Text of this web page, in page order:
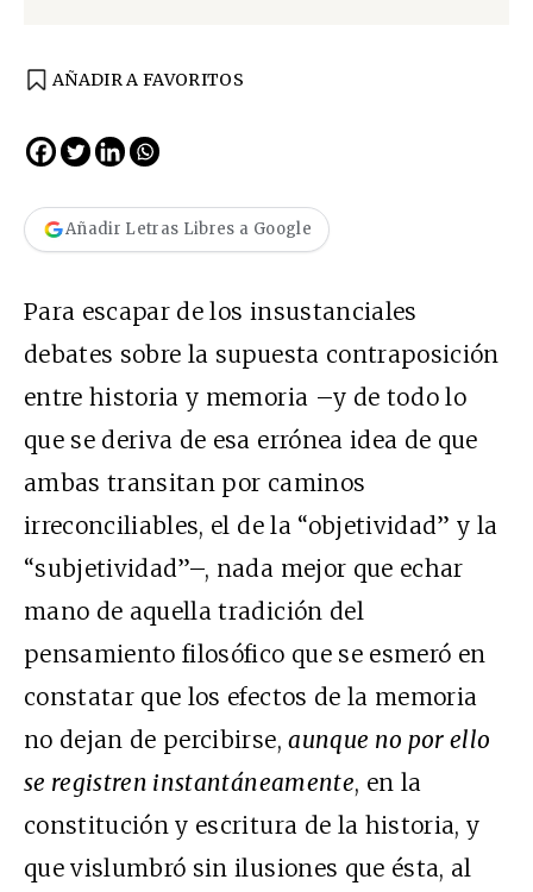
AÑADIR A FAVORITOS
Añadir Letras Libres a Google
Para escapar de los insustanciales
debates sobre la supuesta contraposición
entre historia y memoria –y de todo lo
que se deriva de esa errónea idea de que
ambas transitan por caminos
irreconciliables, el de la “objetividad” y la
“subjetividad”–, nada mejor que echar
mano de aquella tradición del
pensamiento filosófico que se esmeró en
constatar que los efectos de la memoria
no dejan de percibirse,aunque no por ello
se registren instantáneamente, en la
constitución y escritura de la historia, y
que vislumbró sin ilusiones que ésta, al